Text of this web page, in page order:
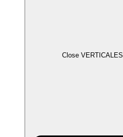
Close VERTICALES